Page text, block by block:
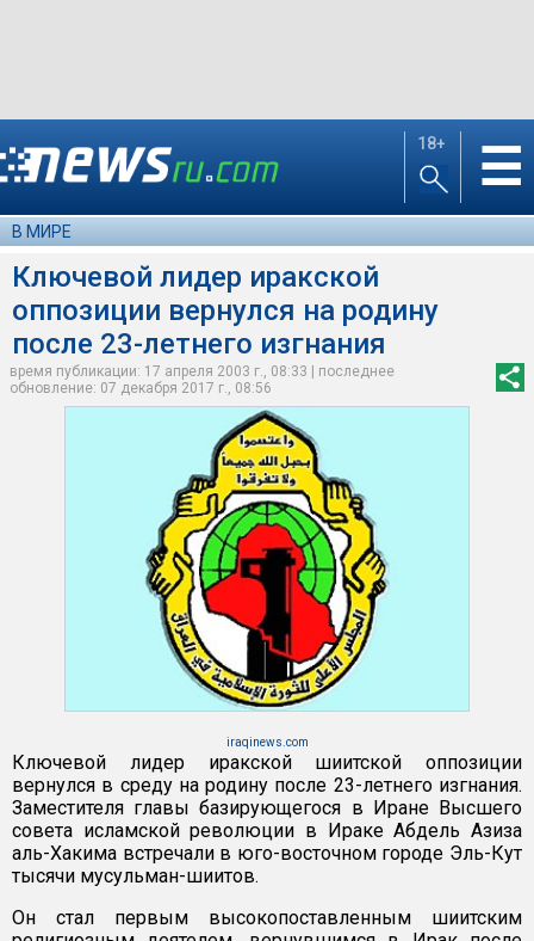
18+ ☰
В МИРЕ
Ключевой лидер иракской
оппозиции вернулся на родину
после 23-летнего изгнания
время публикации: 17 апреля 2003 г., 08:33 | последнее
обновление: 07 декабря 2017 г., 08:56
iraqinews.com
Ключевой лидер иракской шиитской оппозиции
вернулся в среду на родину после 23-летнего изгнания.
Заместителя главы базирующегося в Иране Высшего
совета исламской революции в Ираке Абдель Азиза
аль-Хакима встречали в юго-восточном городе Эль-Кут
тысячи мусульман-шиитов.
Он стал первым высокопоставленным шиитским